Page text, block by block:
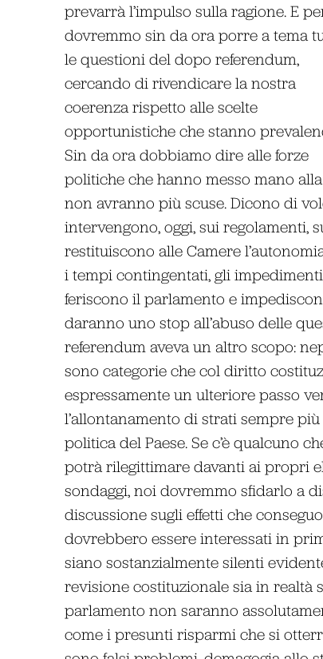
prevarrà l’impulso sulla ragione. E
dovremmo sin da ora porre a tema
le questioni del dopo referendum,
cercando di rivendicare la nostra
coerenza rispetto alle scelte
opportunistiche che stanno
Sin da ora dobbiamo dire alle forze
politiche che hanno messo mano
non avranno più scuse. Dicono di
intervengono, oggi, sui regolamenti,
restituiscono alle Camere
i tempi contingentati, gli
feriscono il parlamento e
daranno uno stop all’abuso delle
referendum aveva un altro scopo:
sono categorie che col diritto
espressamente un ulteriore passo
l’allontanamento di strati sempre
politica del Paese. Se c’è qualcuno
potrà rilegittimare davanti ai propri
sondaggi, noi dovremmo sfidarlo a
discussione sugli effetti che
dovrebbero essere interessati in
siano sostanzialmente silenti
revisione costituzionale sia in realtà
parlamento non saranno
come i presunti risparmi che si